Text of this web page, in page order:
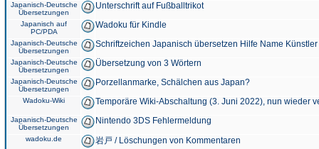
Japanisch-Deutsche
Übersetzungen
Unterschrift auf Fußballtrikot
Japanisch auf
PC/PDA
Wadoku für Kindle
Japanisch-Deutsche
Übersetzungen
Schriftzeichen Japanisch übersetzen Hilfe Name
Japanisch-Deutsche
Übersetzungen
Übersetzung von 3 Wörtern
Japanisch-Deutsche
Übersetzungen
Porzellanmarke, Schälchen aus Japan?
Wadoku-Wiki Temporäre Wiki-Abschaltung (3. Juni 2022), nun wieder
Japanisch-Deutsche
Übersetzungen
Nintendo 3DS Fehlermeldung
wadoku.de 岩戸 / Löschungen von Kommentaren